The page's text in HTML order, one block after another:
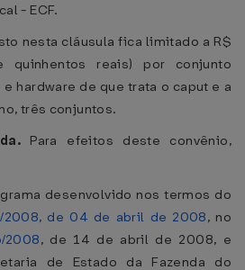
- ECF.
nesta cláusula fica limitado a R$
reais) por conjunto
hardware de que trata o caput e a
três conjuntos.
Para efeitos deste convênio,
desenvolvido nos termos do
2008, de 04 de abril de 2008, no
2008, de 14 de abril de 2008, e
de Estado da Fazenda do